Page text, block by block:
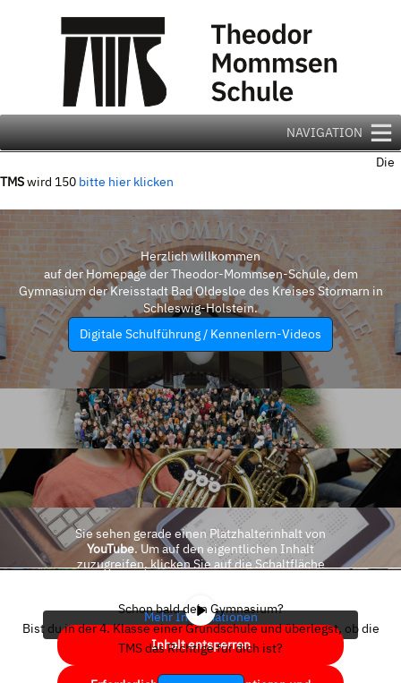
NAVIGATION
Die
TMSwird 150 bitte hier klicken
Herzlich willkommen
auf der Homepage der Theodor-Mommsen-Schule, dem
Gymnasium der Kreisstadt Bad Oldesloe des Kreises Stormarn in
Schleswig-Holstein.
Digitale Schulführung / Kennenlern-Videos
Sie sehen gerade einen Platzhalterinhalt von
YouTube. Um auf den eigentlichen Inhalt
zuzugreifen, klicken Sie auf die Schaltfläche
Mehr Informationen
Inhalt entsperren
Schon bald dein Gymnasium?
Bist du in der 4. Klasse einer Grundschule und überlegst, ob die
TMS das Richtige für dich ist?